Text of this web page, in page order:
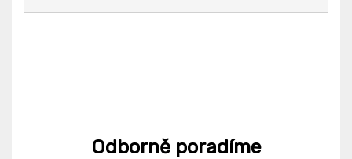
Odborně poradíme